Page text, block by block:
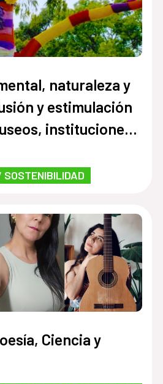
naturaleza y
y estimulación
instituciones y
SOSTENIBILIDAD
Ciencia y